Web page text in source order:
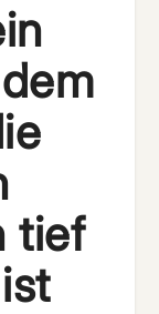
tief